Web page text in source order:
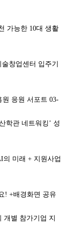
가능한 10대 생활
창업센터 입주기
응원 서포트 03-
학관 네트워킹’ 성
미래 + 지원사업
! +배경화면 공유
개별 참가기업 지